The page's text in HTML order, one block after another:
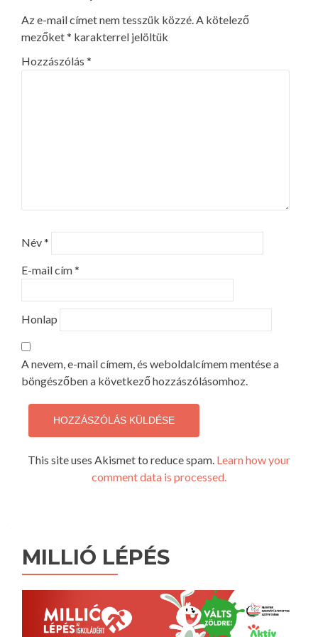
Az e-mail címet nem tesszük közzé.A kötelező
mezőket* karakterrel jelöltük
Hozzászólás *
Név*
E-mail cím*
Honlap
A nevem, e-mail címem, és weboldalcímem mentése a
böngészőben a következő hozzászólásomhoz.
This site uses Akismet to reduce spam. Learn how your
comment data is processed.
MILLIÓ LÉPÉS